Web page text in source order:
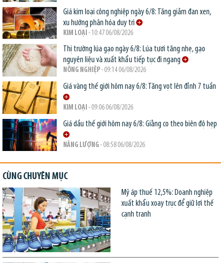
Giá kim loại công nghiệp ngày 6/8: Tăng giảm đan xen,
xu hướng phân hóa duy trì
KIM LOẠI - 10:47 06/08/2026
Thị trường lúa gạo ngày 6/8: Lúa tươi tăng nhẹ, gạo
nguyên liệu và xuất khẩu tiếp tục đi ngang
NÔNG NGHIỆP- 09:14 06/08/2026
Giá vàng thế giới hôm nay 6/8: Tăng vọt lên đỉnh 7 tuần
KIM LOẠI - 09:06 06/08/2026
Giá dầu thế giới hôm nay 6/8: Giằng co theo biên độ hẹp
NĂNG LƯỢNG - 08:58 06/08/2026
CÙNG CHUYÊN MỤC
Mỹ áp thuế 12,5%: Doanh nghiệp
xuất khẩu xoay trục để giữ lợi thế
cạnh tranh